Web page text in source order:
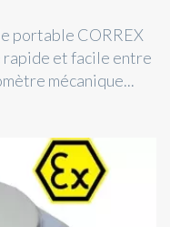
portable CORREX
rapide et facile entre
mécanique...